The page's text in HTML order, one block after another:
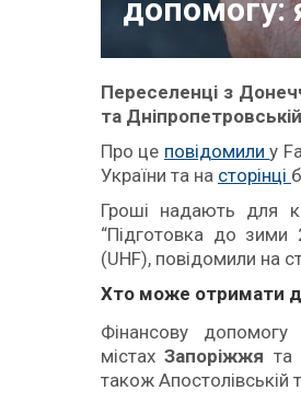
допомогу:
Переселенці з
та
Про це повідомилиу
України та на сторінці
Гроші надають для
“Підготовка до зими
(UHF), повідомили на
Хто може отримати
Фінансову
містахЗапоріжжя та
також Апостолівській